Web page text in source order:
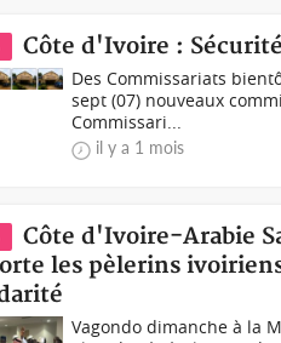
Côte d'Ivoire :
Des Commissariats
sept (07) nouveaux
Commissari...
il y a 1 mois
Côte d'Ivoire-Arabie
les pèlerins
Vagondo dimanche à la